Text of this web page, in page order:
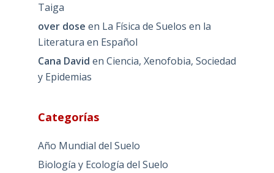
Taiga
over dose en La Física de Suelos en la
Literatura en Español
Cana David en Ciencia, Xenofobia, Sociedad
y Epidemias
Categorías
Año Mundial del Suelo
Biología y Ecología del Suelo